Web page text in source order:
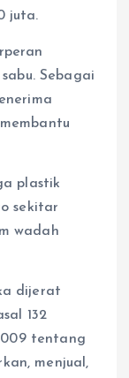
juta.
Sebagai
plastik
sekitar
wadah
dijerat
132
tentang
menjual,